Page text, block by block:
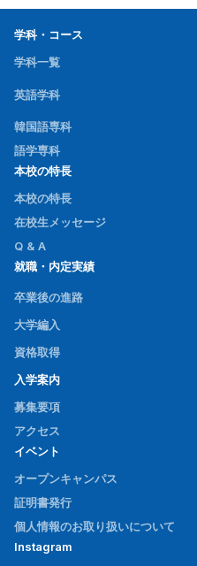
学科・コース
学科一覧
英語学科
韓国語専科
語学専科
本校の特長
本校の特長
在校生メッセージ
Q & A
就職・内定実績
卒業後の進路
大学編入
資格取得
入学案内
募集要項
アクセス
イベント
オープンキャンパス
証明書発行
個人情報のお取り扱いについて
Instagram